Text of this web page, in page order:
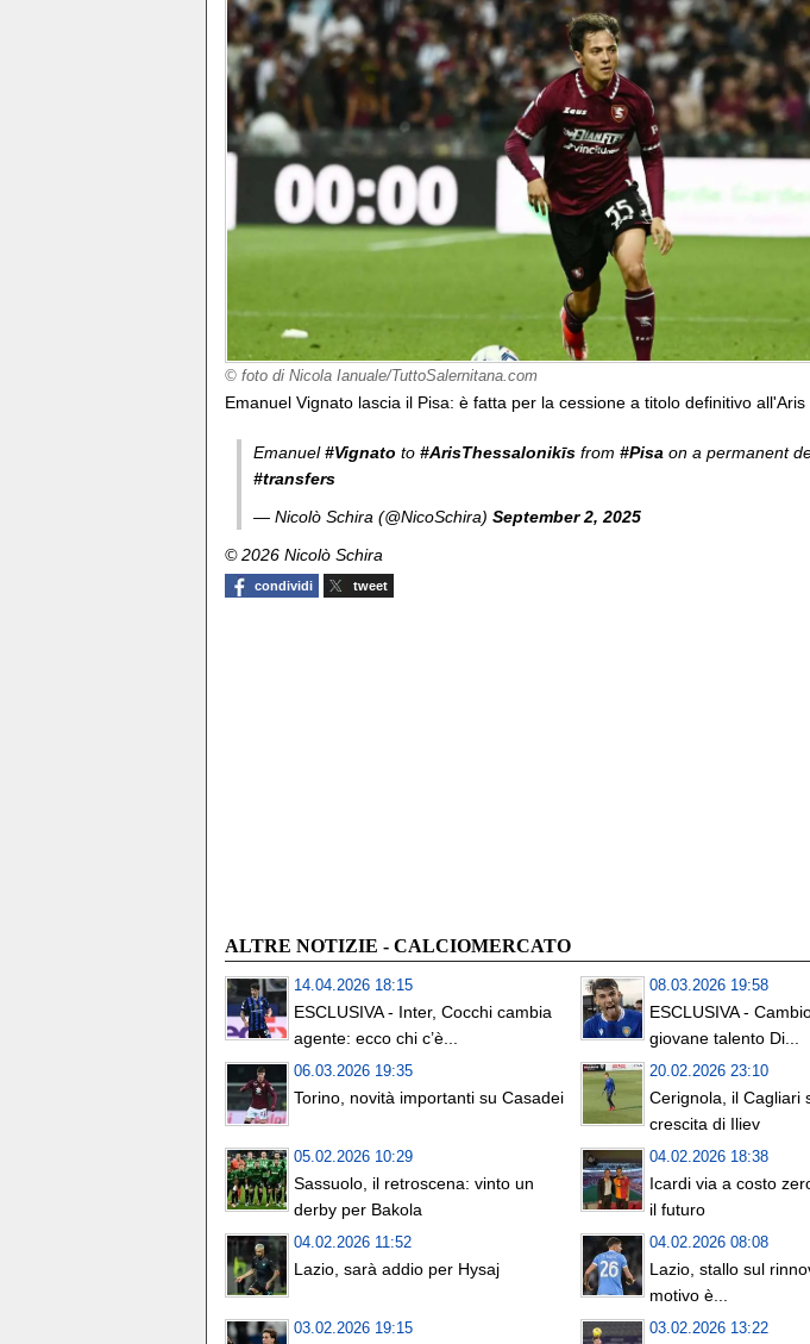
© foto di Nicola Ianuale/TuttoSalernitana.com
Emanuel Vignato lascia il Pisa: è fatta per la cessione a titolo definitivo all'Aris
Emanuel#Vignato to #ArisThessalonikīs from #Pisa on a permanent
#transfers
— Nicolò Schira (@NicoSchira) September 2, 2025
© 2026 Nicolò Schira
condividi tweet
ALTRE NOTIZIE - CALCIOMERCATO
14.04.2026 18:15
ESCLUSIVA - Inter, Cocchi cambia
agente: ecco chi c’è...
08.03.2026 19:58
ESCLUSIVA -
giovane talento Di...
06.03.2026 19:35
Torino, novità importanti su Casadei
20.02.2026 23:10
Cerignola, il Cagliari
crescita di Iliev
05.02.2026 10:29
Sassuolo, il retroscena: vinto un
derby per Bakola
04.02.2026 18:38
Icardi via a costo
il futuro
04.02.2026 11:52
Lazio, sarà addio per Hysaj
04.02.2026 08:08
Lazio, stallo sul
motivo è...
03.02.2026 19:15 03.02.2026 13:22